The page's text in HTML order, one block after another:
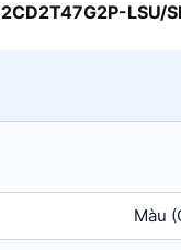
LSU/
Màu